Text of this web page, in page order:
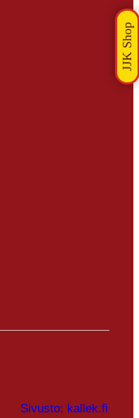
Sivusto: kallek.fi